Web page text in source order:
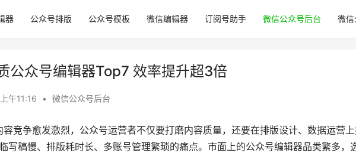
器 公众号排版 公众号模板 微信编辑器 订阅号助手 微信公众号后台 微信
公众号编辑器Top7 效率提升超3倍
午11:16 • 微信公众号后台
竞争愈发激烈，公众号运营者不仅要打磨内容质量，还要在排版设计、数据运营
写稿慢、排版耗时长、多账号管理繁琐的痛点。市面上的公众号编辑器品类繁多，